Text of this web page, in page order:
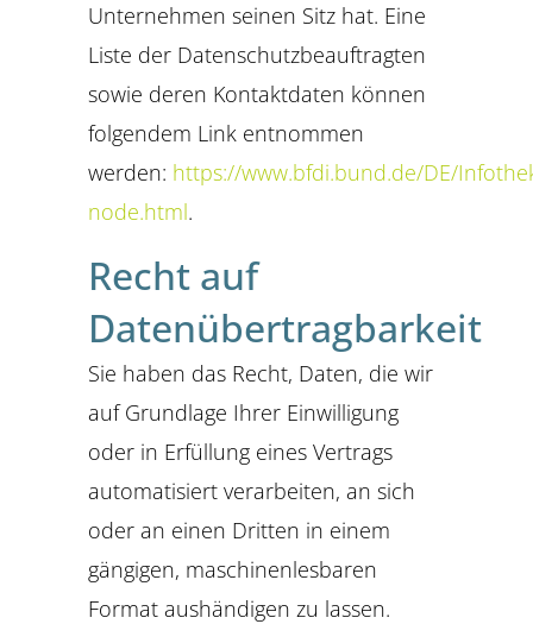
Unternehmen seinen Sitz hat. Eine
Liste der Datenschutzbeauftragten
sowie deren Kontaktdaten können
folgendem Link entnommen
werden: https://www.bfdi.bund.de/DE/
node.html.
Recht auf
Datenübertragbarkeit
Sie haben das Recht, Daten, die wir
auf Grundlage Ihrer Einwilligung
oder in Erfüllung eines Vertrags
automatisiert verarbeiten, an sich
oder an einen Dritten in einem
gängigen, maschinenlesbaren
Format aushändigen zu lassen.